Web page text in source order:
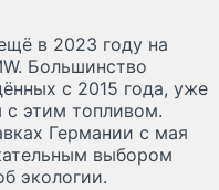
в 2023 году на
Большинство
с 2015 года, уже
этим топливом.
Германии с мая
выбором
экологии.